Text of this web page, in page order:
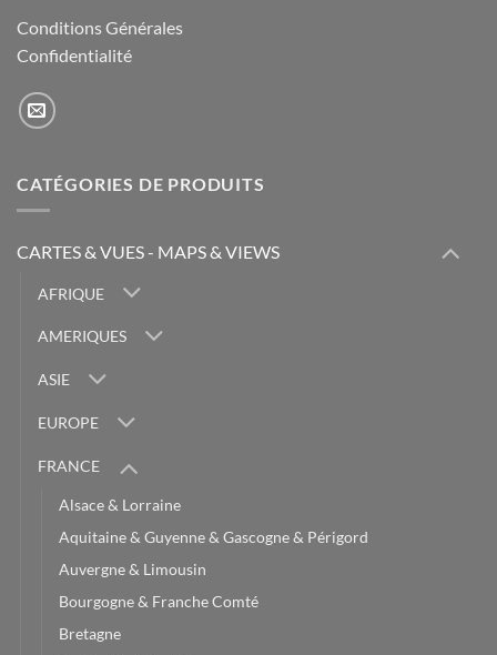
Conditions Générales
Confidentialité
CATÉGORIES DE PRODUITS
CARTES & VUES - MAPS & VIEWS
AFRIQUE
AMERIQUES
ASIE
EUROPE
FRANCE
Alsace & Lorraine
Aquitaine & Guyenne & Gascogne & Périgord
Auvergne & Limousin
Bourgogne & Franche Comté
Bretagne